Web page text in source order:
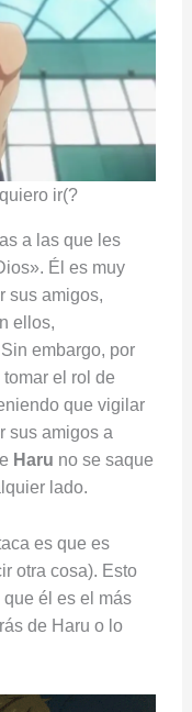
ir(?
a las que les
Él es muy
sus amigos,
ellos,
embargo, por
el rol de
que vigilar
sus amigos a
Haru no se saque
lado.
es que es
otra cosa). Esto
él es el más
de Haru o lo